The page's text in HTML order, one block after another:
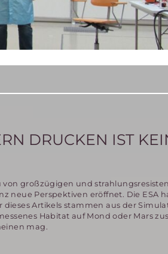
DRUCKEN IST
großzügigen und
neue Perspektiven eröffnet. Die ESA
Artikels stammen aus der
Habitat auf Mond oder Mars
mag.